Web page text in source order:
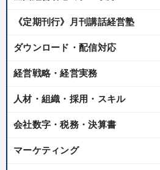
《定期刊行》月刊講話経営塾
ダウンロード・配信対応
経営戦略・経営実務
人材・組織・採用・スキル
会社数字・税務・決算書
マーケティング